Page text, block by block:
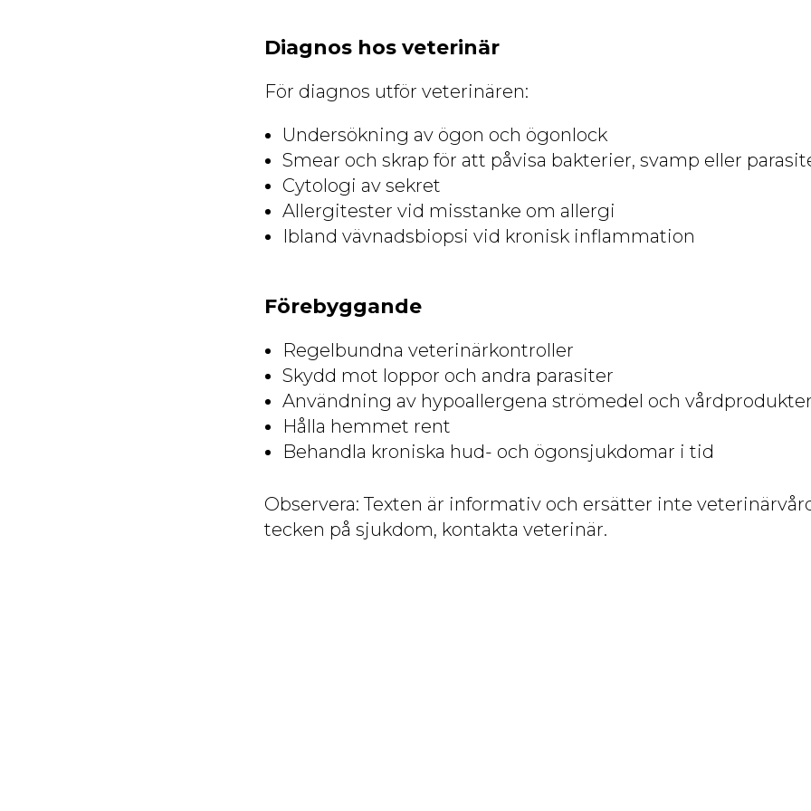
Diagnos hos veterinär
För diagnos utför veterinären:
Undersökning av ögon och ögonlock
Smear och skrap för att påvisa bakterier, svamp eller
Cytologi av sekret
Allergitester vid misstanke om allergi
Ibland vävnadsbiopsi vid kronisk inflammation
Förebyggande
Regelbundna veterinärkontroller
Skydd mot loppor och andra parasiter
Användning av hypoallergena strömedel och
Hålla hemmet rent
Behandla kroniska hud- och ögonsjukdomar i tid
Observera: Texten är informativ och ersätter inte
tecken på sjukdom, kontakta veterinär.